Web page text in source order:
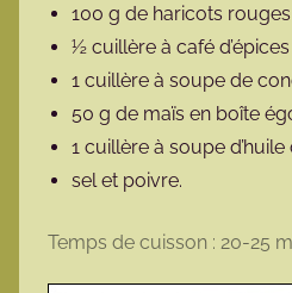
100 g de haricots
½ cuillère à café
1 cuillère à soupe de
50 g de maïs en boîte
1 cuillère à soupe d’huile
sel et poivre.
Temps de cuisson : 20-25